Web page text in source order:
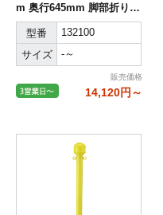
m 奥行645mm 脚部折りた
たみ式
型番
132100
サイズ
-～
販売価格
14,120円～